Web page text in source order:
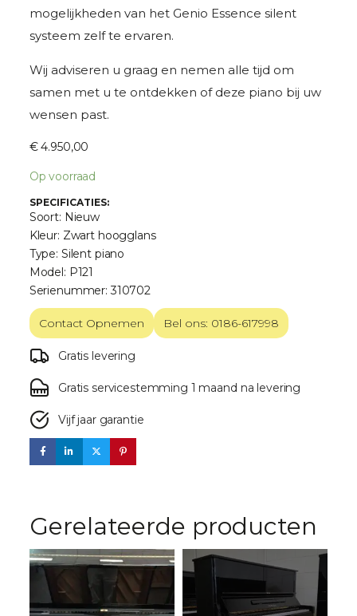
mogelijkheden van het Genio Essence silent
systeem zelf te ervaren.
Wij adviseren u graag en nemen alle tijd om
samen met u te ontdekken of deze piano bij uw
wensen past.
€4.950,00
Op voorraad
SPECIFICATIES:
Soort: Nieuw
Kleur: Zwart hoogglans
Type: Silent piano
Model: P121
Serienummer: 310702
Contact Opnemen Bel ons: 0186-617998
Gratis levering
Gratis servicestemming 1 maand na levering
Vijf jaar garantie
Gerelateerde producten